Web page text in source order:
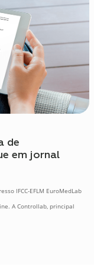
de
em jornal
IFCC-EFLM EuroMedLab
A Controllab, principal